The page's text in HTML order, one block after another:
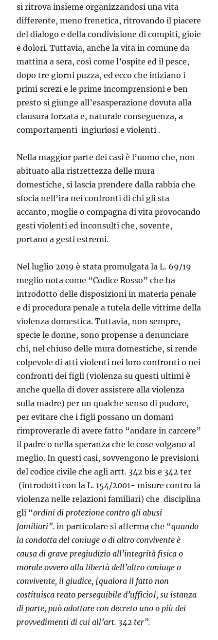
si ritrova insieme organizzandosi una vita
differente, meno frenetica, ritrovando il piacere
del dialogo e della condivisione di compiti, gioie
e dolori. Tuttavia, anche la vita in comune da
mattina a sera, così come l’ospite ed il pesce,
dopo tre giorni puzza, ed ecco che iniziano i
primi screzi e le prime incomprensioni e ben
presto si giunge all’esasperazione dovuta alla
clausura forzata e, naturale conseguenza, a
comportamenti ingiuriosi e violenti .
Nella maggior parte dei casi è l’uomo che, non
abituato alla ristrettezza delle mura
domestiche, si lascia prendere dalla rabbia che
sfocia nell’ira nei confronti di chi gli sta
accanto, moglie o compagna di vita provocando
gesti violenti ed inconsulti che, sovente,
portano a gesti estremi.
Nel luglio 2019 è stata promulgata la L. 69/19
meglio nota come “Codice Rosso” che ha
introdotto delle disposizioni in materia penale
e di procedura penale a tutela delle vittime della
violenza domestica. Tuttavia, non sempre,
specie le donne, sono propense a denunciare
chi, nel chiuso delle mura domestiche, si rende
colpevole di atti violenti nei loro confronti o nei
confronti dei figli (violenza su questi ultimi è
anche quella di dover assistere alla violenza
sulla madre) per un qualche senso di pudore,
per evitare che i figli possano un domani
rimproverarle di avere fatto “andare in carcere”
il padre o nella speranza che le cose volgano al
meglio. In questi casi, sovvengono le previsioni
del codice civile che agli artt. 342 bis e 342 ter
(introdotti con la L. 154/2001- misure contro la
violenza nelle relazioni familiari) che disciplina
gli “ordini di protezione contro gli abusi
familiari”.in particolare si afferma che “quando
la condotta del coniuge o di altro convivente è
causa di grave pregiudizio all’integrità fisica o
morale ovvero alla libertà dell’altro coniuge o
convivente, il giudice, [qualora il fatto non
costituisca reato perseguibile d’ufficio], su istanza
di parte, può adottare con decreto uno o più dei
provvedimenti di cui all’art. 342 ter”.